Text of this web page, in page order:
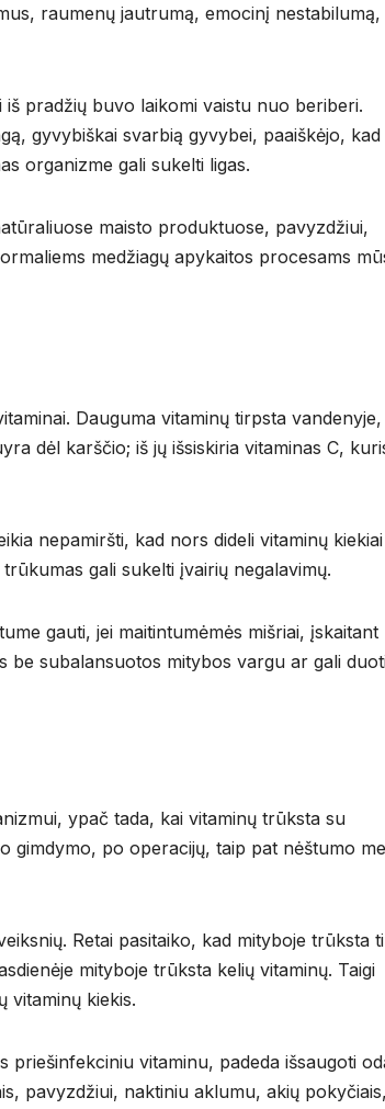
raumenų jautrumą, emocinį nestabilumą,
iš pradžių buvo laikomi vaistu nuo beriberi.
gyvybiškai svarbią gyvybei, paaiškėjo, kad
organizme gali sukelti ligas.
maisto produktuose, pavyzdžiui,
medžiagų apykaitos procesams
Dauguma vitaminų tirpsta
dėl karščio; iš jų išsiskiria vitaminas C,
nepamiršti, kad nors dideli vitaminų kiekiai
gali sukelti įvairių negalavimų.
gauti, jei maitintumėmės mišriai, įskaitant
be subalansuotos mitybos vargu ar gali
ypač tada, kai vitaminų trūksta su
gimdymo, po operacijų, taip pat nėštumo
Retai pasitaiko, kad mityboje trūksta
mityboje trūksta kelių vitaminų. Taigi
vitaminų kiekis.
vitaminu, padeda išsaugoti
pavyzdžiui, naktiniu aklumu, akių